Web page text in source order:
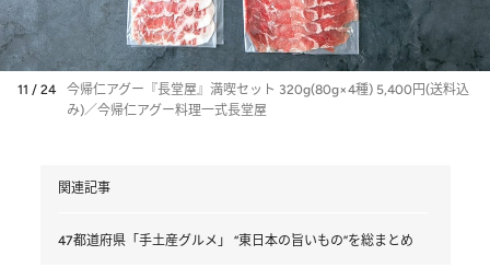
11 / 24
今帰仁アグー『長堂屋』満喫セット 320g(80g×4種) 5,400円(送料込
み)／今帰仁アグー料理一式長堂屋
関連記事
47都道府県「手土産グルメ」 “東日本の旨いもの”を総まとめ